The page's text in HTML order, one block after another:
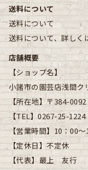
送料について
送料について
送料について、詳しく
店舗概要
【ショップ名】
小諸市の園芸店浅間ク
【所在地】 〒384-
【TEL】0267-25-1224
【営業時間】10：00
【定休日】不定休
【代表】 最上 友行